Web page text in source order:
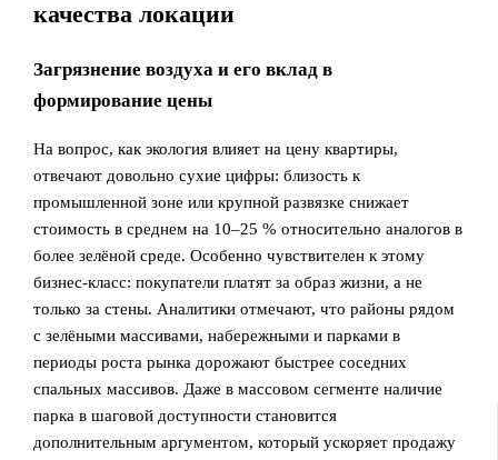
качества локации
Загрязнение воздуха и его вклад в
формирование цены
На вопрос, как экология влияет на цену квартиры,
отвечают довольно сухие цифры: близость к
промышленной зоне или крупной развязке снижает
стоимость в среднем на 10–25 % относительно аналогов в
более зелёной среде. Особенно чувствителен к этому
бизнес-класс: покупатели платят за образ жизни, а не
только за стены. Аналитики отмечают, что районы рядом
с зелёными массивами, набережными и парками в
периоды роста рынка дорожают быстрее соседних
спальных массивов. Даже в массовом сегменте наличие
парка в шаговой доступности становится
дополнительным аргументом, который ускоряет продажу